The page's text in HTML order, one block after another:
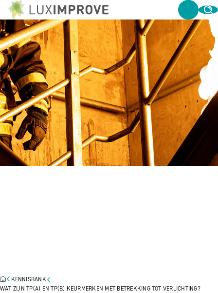
KENNISBANK
WAT ZIJN TP(A) EN TP(B) KEURMERKEN MET BETREKKING TOT VERLICHTING?